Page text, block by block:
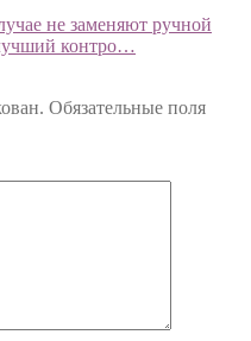
не заменяют ручной
контро…
Обязательные поля